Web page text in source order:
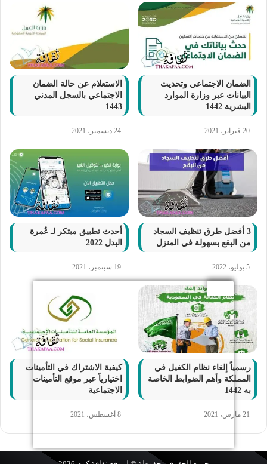
الضمان الاجتماعي وتحديث
البيانات عبر وزارة الموارد
البشرية 1442
20 فبراير، 2021
الاستعلام عن حالة الضمان
الاجتماعي بالسجل المدني
1443
24 ديسمبر، 2021
3 أفضل طرق تنظيف السجاد
من البقع بسهولة في المنزل
5 يوليو، 2022
أحدث تطبيق مبتكر لـ عُمرة
البدل 2022
19 سبتمبر، 2021
رسمياً إلغاء نظام الكفيل في
المملكة وأهم الضوابط الخاصة
به 1442
21 مارس، 2021
كيفية الاشتراك في التأمينات
اختيارياً عبر موقع التأمينات
الاجتماعية
8 أغسطس، 2021